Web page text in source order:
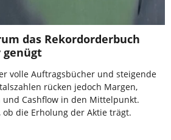
das Rekordorderbuch
volle Auftragsbücher und steigende
rücken jedoch Margen,
und Cashflow in den Mittelpunkt.
die Erholung der Aktie trägt.